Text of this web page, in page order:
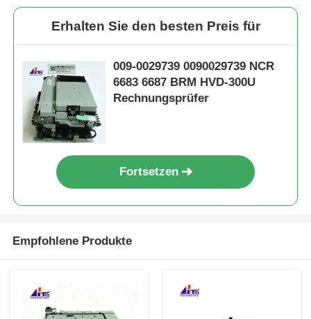
Erhalten Sie den besten Preis für
009-0029739 0090029739 NCR
6683 6687 BRM HVD-300U
Rechnungsprüfer
Fortsetzen
Empfohlene Produkte